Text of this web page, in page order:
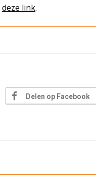
deze link.
Delen op Facebook